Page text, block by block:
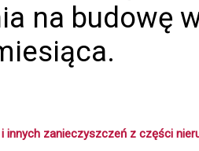
na budowę
i innych zanieczyszczeń z części